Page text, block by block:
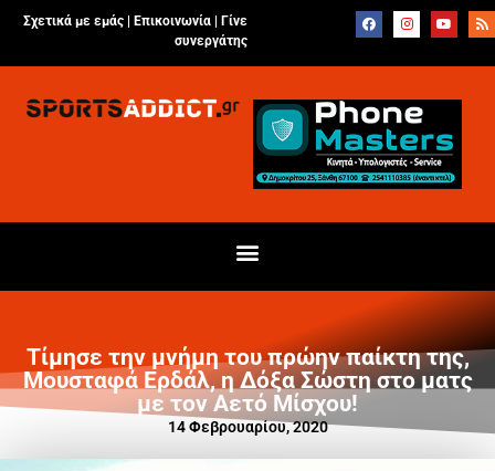
Σχετικά με εμάς | Επικοινωνία
Γίνε
συνεργάτης
Τίμησε την μνήμη του πρώην παίκτη της,
Μουσταφά Ερδάλ, η Δόξα Σώστη στο ματς
με τον Αετό Μίσχου!
14 Φεβρουαρίου, 2020